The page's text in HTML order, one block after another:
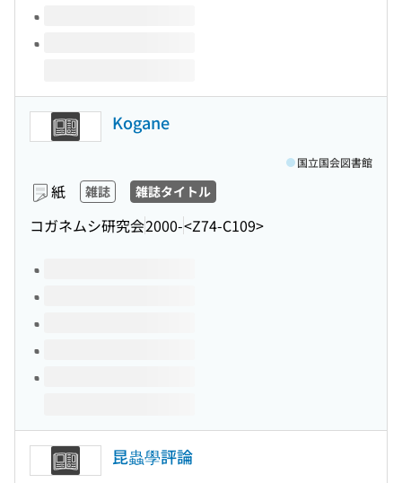
Kogane
紙 雑誌 雑誌タイトル
コガネムシ研究会2000-<Z74-C109>
国立国会図書館
このタイトルの巻号
昆蟲學評論